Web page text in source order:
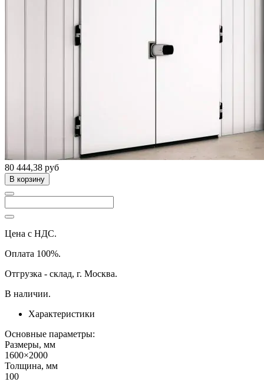
80 444,38 руб
В корзину
Цена с НДС.
Оплата 100%.
Отгрузка - склад, г. Москва.
В наличии.
Характеристики
Основные параметры:
Размеры, мм
1600×2000
Толщина, мм
100